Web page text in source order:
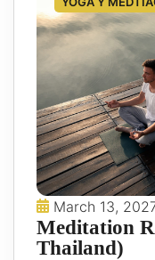
March 13,
Meditation
Thailand)